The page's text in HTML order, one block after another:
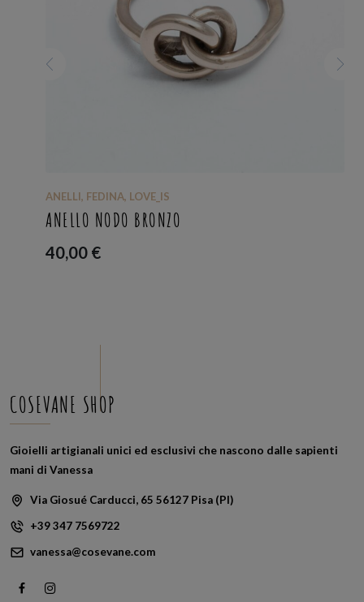
ANELLI, FEDINA, LOVE_IS
ANELLO NODO BRONZO
40,00 €
COSEVANE SHOP
Gioielli artigianali unici ed esclusivi che nascono dalle sapienti
mani di Vanessa
Via Giosué Carducci, 65 56127 Pisa (PI)
+39 347 7569722
vanessa@cosevane.com